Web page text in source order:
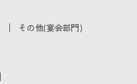
｜ その他(宴会部門)
｜